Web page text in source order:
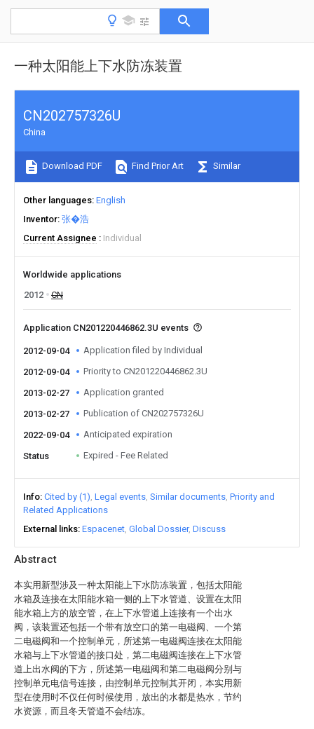
一种太阳能上下水防冻装置
Abstract
本实用新型涉及一种太阳能上下水防冻装置，包括太阳能
水箱及连接在太阳能水箱一侧的上下水管道、设置在太阳
能水箱上方的放空管，在上下水管道上连接有一个出水
阀，该装置还包括一个带有放空口的第一电磁阀、一个第
二电磁阀和一个控制单元，所述第一电磁阀连接在太阳能
水箱与上下水管道的接口处，第二电磁阀连接在上下水管
道上出水阀的下方，所述第一电磁阀和第二电磁阀分别与
控制单元电信号连接，由控制单元控制其开闭，本实用新
型在使用时不仅任何时候使用，放出的水都是热水，节约
水资源，而且冬天管道不会结冻。
CN202757326U
China
Download PDF Find Prior Art Similar
Other languages English
Inventor 张�浩
Current Assignee
Individual
Worldwide applications
2012
CN
Application CN201220446862.3U events
2012-09-04 Application filed by Individual
2012-09-04 Priority to CN201220446862.3U
2013-02-27 Application granted
2013-02-27 Publication of CN202757326U
2022-09-04 Anticipated expiration
Status Expired - Fee Related
Info Cited by (1) Legal events Similar documents Priority and
Related Applications
External links Espacenet Global Dossier Discuss